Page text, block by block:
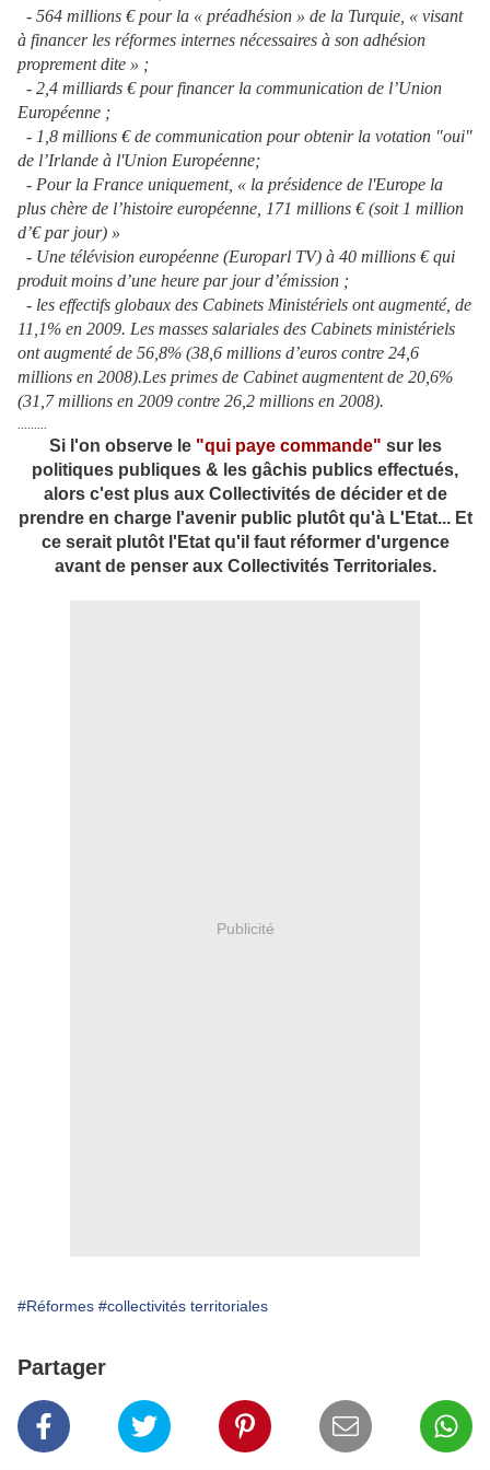
- 564 millions € pour la « préadhésion » de la Turquie, « visant
à financer les réformes internes nécessaires à son adhésion
proprement dite » ;
- 2,4 milliards € pour financer la communication de l’Union
Européenne ;
- 1,8 millions € de communication pour obtenir la votation "oui"
de l’Irlande à l'Union Européenne;
- Pour la France uniquement, « la présidence de l'Europe la
plus chère de l’histoire européenne, 171 millions €(soit 1 million
d’€ par jour) »
- Une télévision européenne (Europarl TV) à 40 millions € qui
produit moins d’une heure par jour d’émission ;
- les effectifs globaux des Cabinets Ministériels ont augmenté, de
11,1% en 2009. Les masses salariales des Cabinets ministériels
ont augmenté de 56,8% (38,6 millions d’euros contre 24,6
millions en 2008).Les primes de Cabinet augmentent de 20,6%
(31,7 millions en 2009 contre 26,2 millions en 2008).
.........
Si l'on observe le "qui paye commande" sur les
politiques publiques & les gâchis publics effectués,
alors c'est plus aux Collectivités de décider et de
prendre en charge l'avenir public plutôt qu'à L'Etat... Et
ce serait plutôt l'Etat qu'il faut réformer d'urgence
avant de penser aux Collectivités Territoriales.
Publicité
#Réformes #collectivités territoriales
Partager